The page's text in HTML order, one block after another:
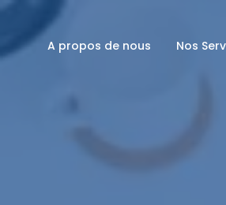
A propos de nous Nos